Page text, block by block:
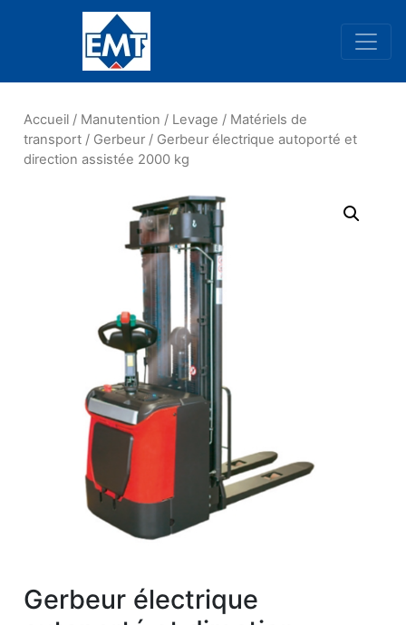
Navigation principale
Accueil / Manutention / Levage / Matériels de
transport / Gerbeur / Gerbeur électrique autoporté et
direction assistée 2000 kg
Gerbeur électrique